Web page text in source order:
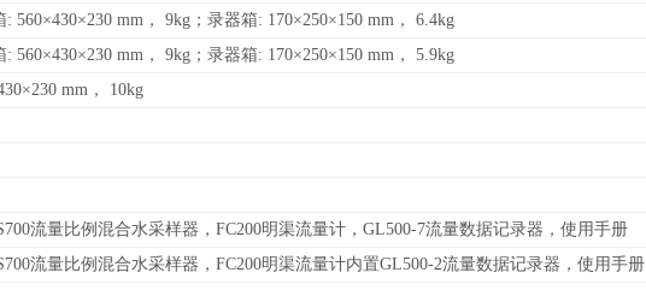
560×430×230 mm， 9kg；录器箱: 170×250×150 mm， 6.4kg
560×430×230 mm， 9kg；录器箱: 170×250×150 mm， 5.9kg
mm， 10kg
流量比例混合水采样器，FC200明渠流量计，GL500-7流量数据记录器，使用手册
流量比例混合水采样器，FC200明渠流量计内置GL500-2流量数据记录器，使用手册